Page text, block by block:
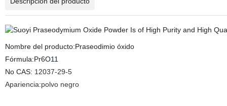
Nombre del producto:Praseodimio óxido
Fórmula:Pr6O11
No CAS: 12037-29-5
Apariencia:polvo negro